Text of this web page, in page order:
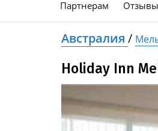
Партнерам Отзывы
Австралия /
Holiday Inn